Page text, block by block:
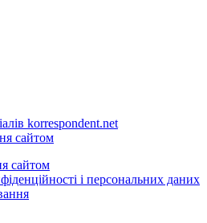
korrespondent.net
сайтом
сайтом
і персональних даних